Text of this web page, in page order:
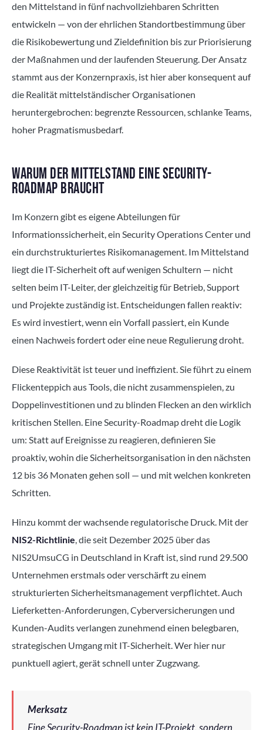
den Mittelstand in fünf nachvollziehbaren Schritten
entwickeln — von der ehrlichen Standortbestimmung über
die Risikobewertung und Zieldefinition bis zur Priorisierung
der Maßnahmen und der laufenden Steuerung. Der Ansatz
stammt aus der Konzernpraxis, ist hier aber konsequent auf
die Realität mittelständischer Organisationen
heruntergebrochen: begrenzte Ressourcen, schlanke Teams,
hoher Pragmatismusbedarf.
WARUM DER MITTELSTAND EINE SECURITY-
ROADMAP BRAUCHT
Im Konzern gibt es eigene Abteilungen für
Informationssicherheit, ein Security Operations Center und
ein durchstrukturiertes Risikomanagement. Im Mittelstand
liegt die IT-Sicherheit oft auf wenigen Schultern — nicht
selten beim IT-Leiter, der gleichzeitig für Betrieb, Support
und Projekte zuständig ist. Entscheidungen fallen reaktiv:
Es wird investiert, wenn ein Vorfall passiert, ein Kunde
einen Nachweis fordert oder eine neue Regulierung droht.
Diese Reaktivität ist teuer und ineffizient. Sie führt zu einem
Flickenteppich aus Tools, die nicht zusammenspielen, zu
Doppelinvestitionen und zu blinden Flecken an den wirklich
kritischen Stellen. Eine Security-Roadmap dreht die Logik
um: Statt auf Ereignisse zu reagieren, definieren Sie
proaktiv, wohin die Sicherheitsorganisation in den nächsten
12 bis 36 Monaten gehen soll — und mit welchen konkreten
Schritten.
Hinzu kommt der wachsende regulatorische Druck. Mit der
NIS2-Richtlinie, die seit Dezember 2025 über das
NIS2UmsuCG in Deutschland in Kraft ist, sind rund 29.500
Unternehmen erstmals oder verschärft zu einem
strukturierten Sicherheitsmanagement verpflichtet. Auch
Lieferketten-Anforderungen, Cyberversicherungen und
Kunden-Audits verlangen zunehmend einen belegbaren,
strategischen Umgang mit IT-Sicherheit. Wer hier nur
punktuell agiert, gerät schnell unter Zugzwang.
Merksatz
Eine Security-Roadmap ist kein IT-Projekt, sondern